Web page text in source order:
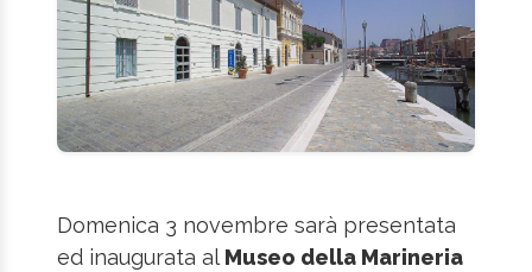
Domenica 3 novembre sarà presentata
ed inaugurata alMuseo della Marineria